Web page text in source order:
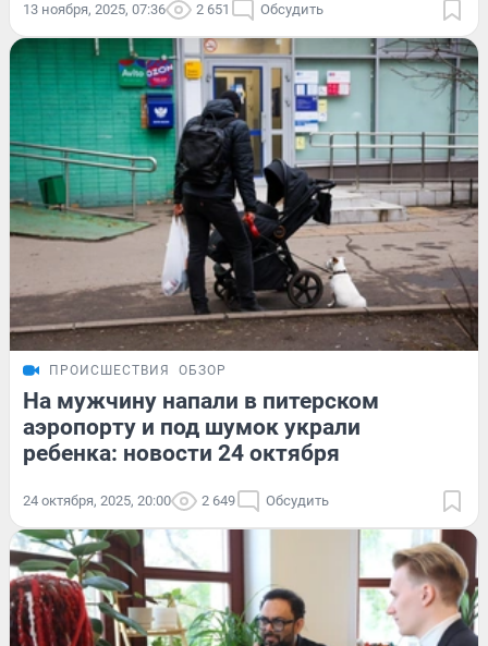
13 ноября, 2025, 07:36 2 651 Обсудить
ПРОИСШЕСТВИЯ ОБЗОР
На мужчину напали в питерском
аэропорту и под шумок украли
ребенка: новости 24 октября
24 октября, 2025, 20:00 2 649 Обсудить